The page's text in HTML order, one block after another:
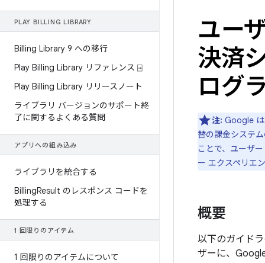
PLAY BILLING LIBRARY
Billing Library 9 への移行
Play Billing Library リファレンス ⍈
Play Billing Library リリースノート
ライブラリ バージョンのサポート終
了に関するよくある質問
アプリへの組み込み
ライブラリを統合する
BillingResult のレスポンス コードを
処理する
1 回限りのアイテム
1 回限りのアイテムについて
ユー
決済
ログ
注: Google は
替の課金システ
ことで、ユーザ
ー エクスペリエ
概要
以下のガイド
ザーに、